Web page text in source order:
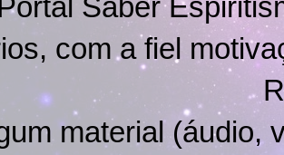
com a fiel
material (áudio,